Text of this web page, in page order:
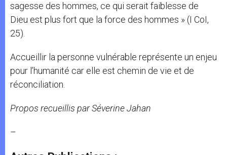
sagesse des hommes, ce qui serait faiblesse de
Dieu est plus fort que la force des hommes » (I CoI,
25).
Accueillir la personne vulnérable représente un enjeu
pour l’humanité car elle est chemin de vie et de
réconciliation.
Propos recueillis par Séverine Jahan
–